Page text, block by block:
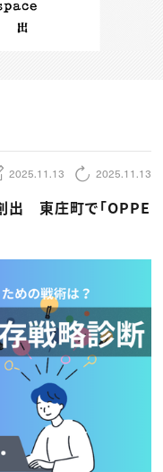
×メディア
2025.11.13 2025.11.13
出 東庄町で「OPPE